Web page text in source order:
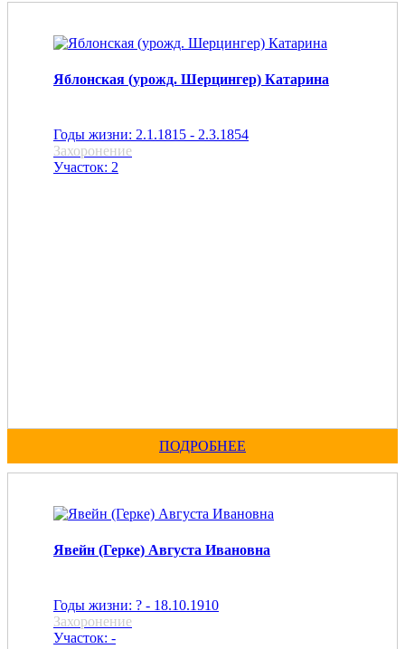
Яблонская (урожд. Шерцингер) Катарина
Годы жизни: 2.1.1815 - 2.3.1854
Захоронение
Участок: 2
ПОДРОБНЕЕ
Явейн (Герке) Августа Ивановна
Годы жизни: ? - 18.10.1910
Захоронение
Участок: -